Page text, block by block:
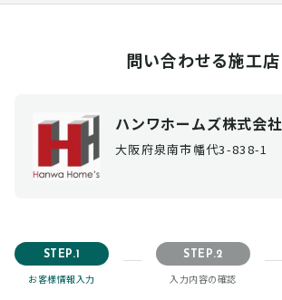
問い合わせる施工店
ハンワホームズ株式会社
大阪府泉南市幡代3-838-1
STEP.1
お客様情報入力
STEP.2
入力内容の確認